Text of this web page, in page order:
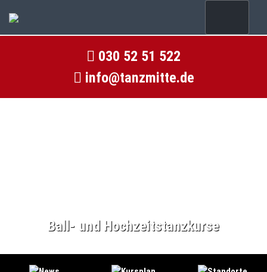
030 52 51 522
info@tanzmitte.de
Ball- und Hochzeitstanzkurse